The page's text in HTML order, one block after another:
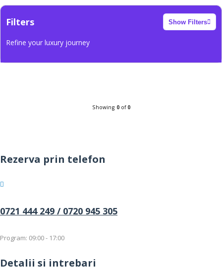
Filters Show Filters
Refine your luxury journey
Showing 0of 0
Rezerva prin telefon
0721 444 249 / 0720 945 305
Program: 09:00 - 17:00
Detalii si intrebari